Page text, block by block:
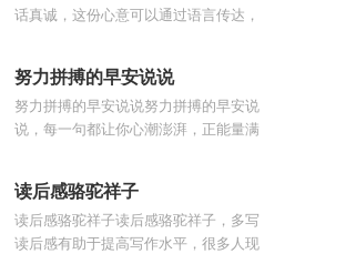
话真诚，这份心意可以通过语言传达，
常...
努力拼搏的早安说说
努力拼搏的早安说说努力拼搏的早安说
说，每一句都让你心潮澎湃，正能量满
读后感骆驼祥子
读后感骆驼祥子读后感骆驼祥子，多写
读后感有助于提高写作水平，很多人现